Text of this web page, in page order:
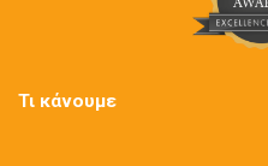
Τι κάνουμε